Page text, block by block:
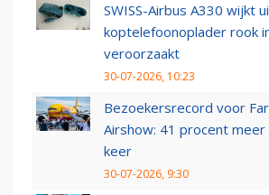
SWISS-Airbus A330 wijkt
koptelefoonoplader rook
veroorzaakt
30-07-2026, 10:23
Bezoekersrecord voor
Airshow: 41 procent
keer
30-07-2026, 9:30